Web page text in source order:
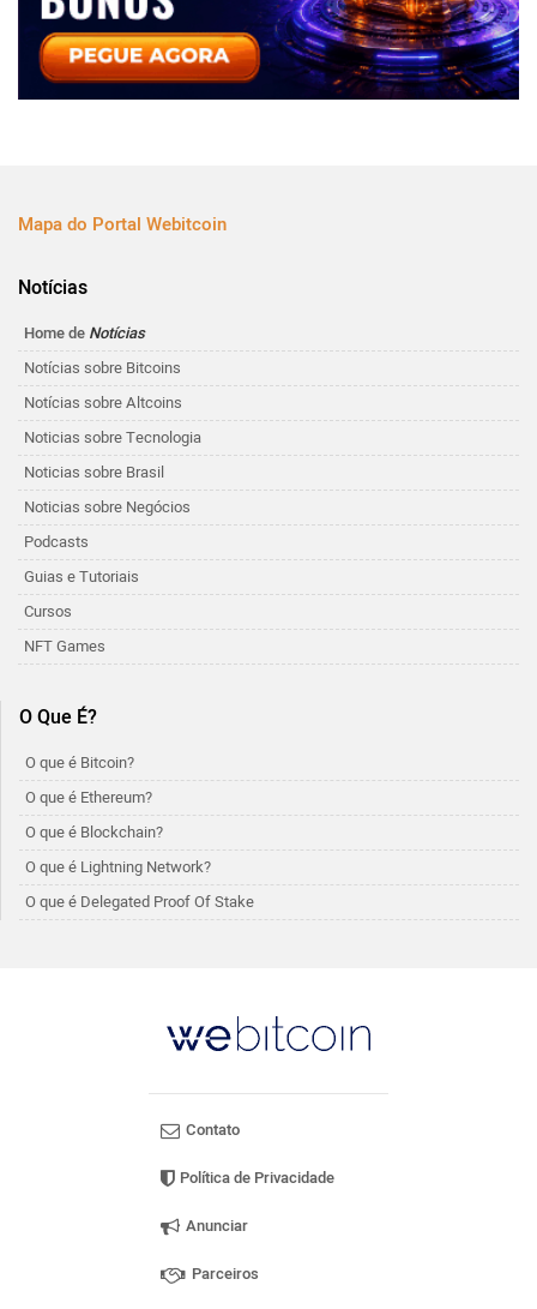
Mapa do Portal Webitcoin
Notícias
Home de Notícias
Notícias sobre Bitcoins
Notícias sobre Altcoins
Noticias sobre Tecnologia
Noticias sobre Brasil
Noticias sobre Negócios
Podcasts
Guias e Tutoriais
Cursos
NFT Games
O Que É?
O que é Bitcoin?
O que é Ethereum?
O que é Blockchain?
O que é Lightning Network?
O que é Delegated Proof Of Stake
Contato
Política de Privacidade
Anunciar
Parceiros